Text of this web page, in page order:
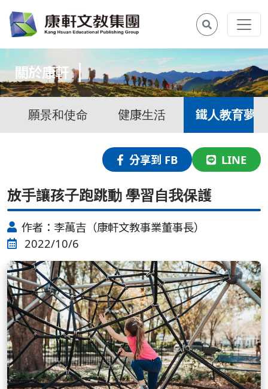
關於康軒
願景和使命 健康生活 鐵人教育夢
分享到 FB LINE
放手讓孩子跑跳動 學習自我保護
作者：李萬吉（康軒文教事業董事長）
2022/10/6